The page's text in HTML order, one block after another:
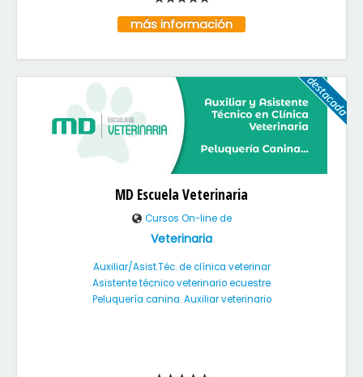
más información
MD Escuela Veterinaria
Cursos On-line de
Veterinaria
Auxiliar/Asist.Téc. de clínica veterinar
Asistente técnico veterinario ecuestre
Peluquería canina. Auxiliar veterinario